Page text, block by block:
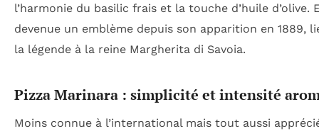
l’harmonie du basilic frais et la touche d’huile d’olive.
devenue un emblème depuis son apparition en 1889,
la légende à la reine Margherita di Savoia.
Pizza Marinara : simplicité et intensité
Moins connue à l’international mais tout aussi